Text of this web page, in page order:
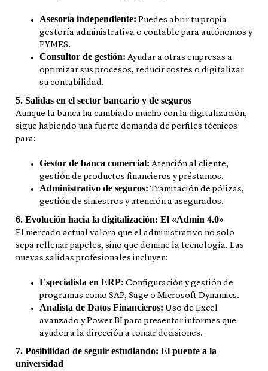
Asesoría independiente: Puedes abrir tu propia
gestoría administrativa o contable para autónomos y
PYMES.
Consultor de gestión: Ayudar a otras empresas a
optimizar sus procesos, reducir costes o digitalizar
su contabilidad.
5. Salidas en el sector bancario y de seguros
Aunque la banca ha cambiado mucho con la digitalización,
sigue habiendo una fuerte demanda de perfiles técnicos
para:
Gestor de banca comercial: Atención al cliente,
gestión de productos financieros y préstamos.
Administrativo de seguros: Tramitación de pólizas,
gestión de siniestros y atención a asegurados.
6. Evolución hacia la digitalización: El «Admin 4.0»
El mercado actual valora que el administrativo no solo
sepa rellenar papeles, sino que domine la tecnología. Las
nuevas salidas profesionales incluyen:
Especialista en ERP: Configuración y gestión de
programas como SAP, Sage o Microsoft Dynamics.
Analista de Datos Financieros: Uso de Excel
avanzado y Power BI para presentar informes que
ayuden a la dirección a tomar decisiones.
7. Posibilidad de seguir estudiando: El puente a la
universidad